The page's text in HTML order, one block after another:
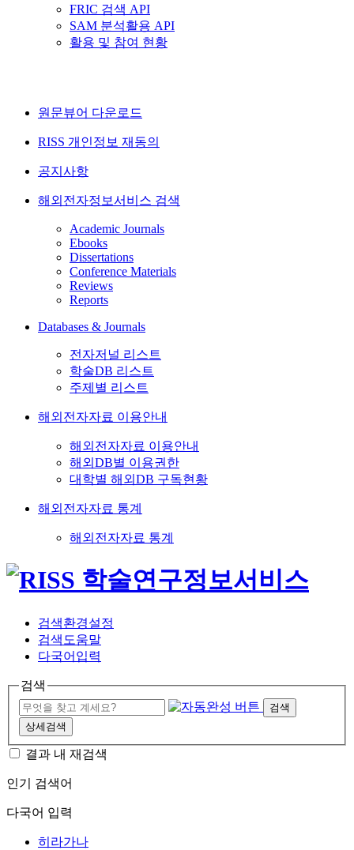
FRIC 검색 API
SAM 분석활용 API
활용 및 참여 현황
원문뷰어 다운로드
RISS 개인정보 재동의
공지사항
해외전자정보서비스 검색
Academic Journals
Ebooks
Dissertations
Conference Materials
Reviews
Reports
Databases & Journals
전자저널 리스트
학술DB 리스트
주제별 리스트
해외전자자료 이용안내
해외전자자료 이용안내
해외DB별 이용권한
대학별 해외DB 구독현황
해외전자자료 통계
해외전자자료 통계
검색환경설정
검색도움말
다국어입력
검색
검색
상세검색
결과 내 재검색
인기 검색어
다국어 입력
히라가나